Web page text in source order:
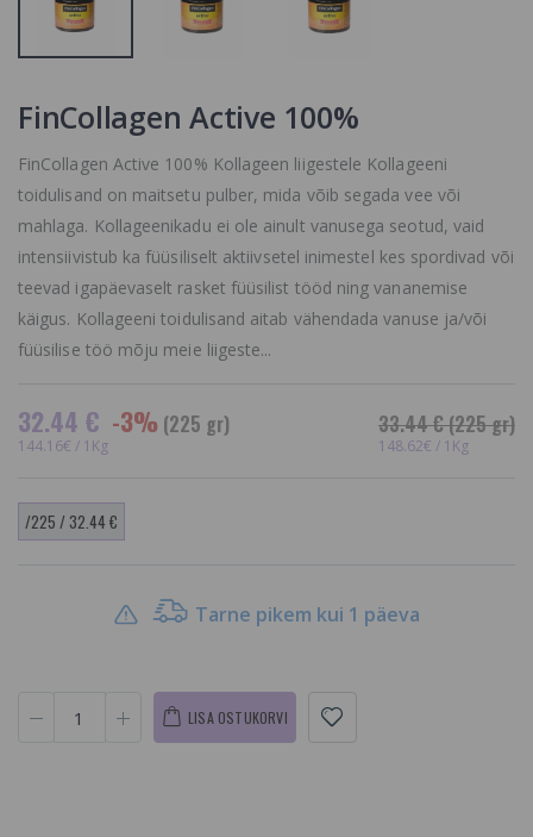
FinCollagen Active 100%
FinCollagen Active 100% Kollageen liigestele Kollageeni
toidulisand on maitsetu pulber, mida võib segada vee või
mahlaga. Kollageenikadu ei ole ainult vanusega seotud, vaid
intensiivistub ka füüsiliselt aktiivsetel inimestel kes spordivad või
teevad igapäevaselt rasket füüsilist tööd ning vananemise
käigus. Kollageeni toidulisand aitab vähendada vanuse ja/või
füüsilise töö mõju meie liigeste...
32.44 € -3% (225 gr)
144.16€ / 1Kg
33.44 €(225 gr)
148.62€ / 1Kg
/225 / 32.44 €
Tarne pikem kui 1 päeva
LISA OSTUKORVI